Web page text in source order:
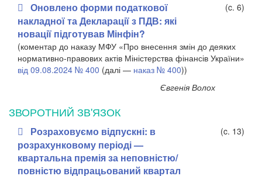
Оновлено форми податкової
накладної та Декларації з ПДВ: які
новації підготував Мінфін?
(c. 6)
(коментар до наказу МФУ «Про внесення змін до деяких
нормативно-правових актів Міністерства фінансів України»
від 09.08.2024 № 400 (далі — наказ № 400))
Євгенія Волох
ЗВОРОТНИЙ ЗВ'ЯЗОК
Розраховуємо відпускні: в
розрахунковому періоді —
квартальна премія за неповністю/
повністю відпрацьований квартал
(c. 13)